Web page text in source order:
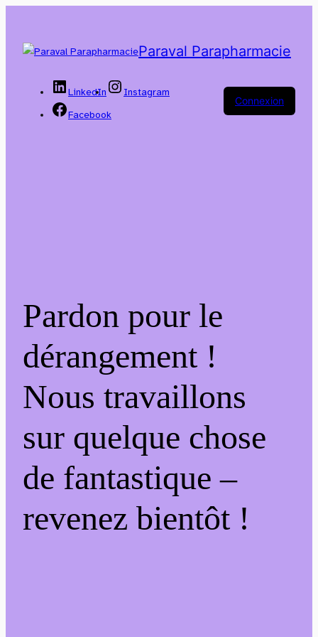
Paraval Parapharmacie
LinkedIn
Instagram
Facebook
Connexion
Pardon pour le
dérangement !
Nous travaillons
sur quelque chose
de fantastique –
revenez bientôt !